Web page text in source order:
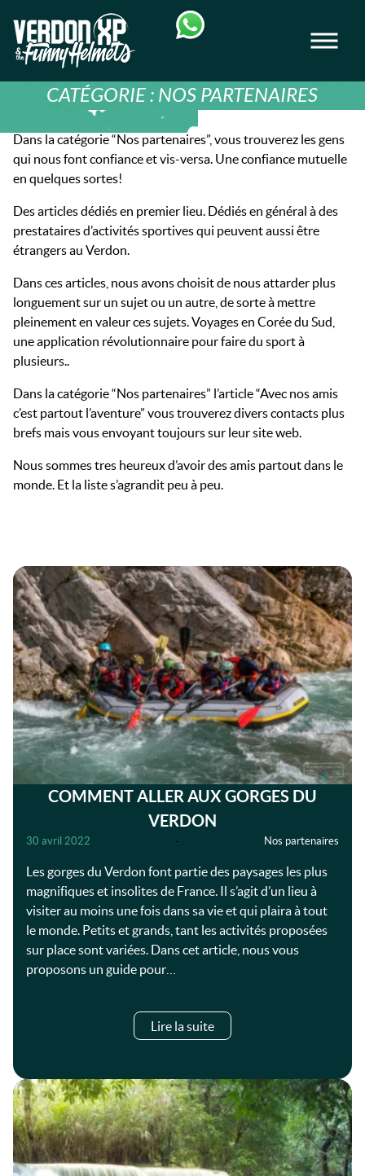
navigation
content
VERDON-XP | RAFTING, CANOE &
CATÉGORIE : NOS PARTENAIRES
Dans la catégorie “Nos partenaires”, vous trouverez les gens
qui nous font confiance et vis-versa. Une confiance mutuelle
en quelques sortes!
Des articles dédiés en premier lieu. Dédiés en général à des
prestataires d’activités sportives qui peuvent aussi être
étrangers au Verdon.
Dans ces articles, nous avons choisit de nous attarder plus
longuement sur un sujet ou un autre, de sorte à mettre
pleinement en valeur ces sujets. Voyages en Corée du Sud,
une application révolutionnaire pour faire du sport à
plusieurs..
Dans la catégorie “Nos partenaires” l’article “Avec nos amis
c’est partout l’aventure” vous trouverez divers contacts plus
brefs mais vous envoyant toujours sur leur site web.
Nous sommes tres heureux d’avoir des amis partout dans le
monde. Et la liste s’agrandit peu à peu.
COMMENT ALLER AUX GORGES DU
VERDON
30 avril 2022 - Nos partenaires
Les gorges du Verdon font partie des paysages les plus
magnifiques et insolites de France. Il s’agit d’un lieu à
visiter au moins une fois dans sa vie et qui plaira à tout
le monde. Petits et grands, tant les activités proposées
sur place sont variées. Dans cet article, nous vous
proposons un guide pour…
Lire la suite